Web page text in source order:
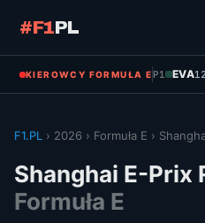
#F1PL
KIEROWCY FORMUŁA EP1 EVA
F1.PL › 2026 › Formuła E ›
Shanghai E-Prix
Formuła E